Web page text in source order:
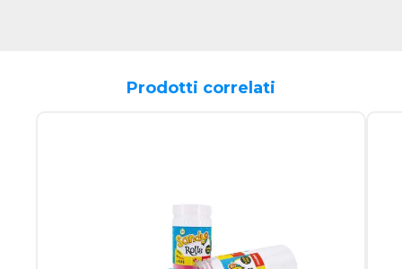
Prodotti correlati